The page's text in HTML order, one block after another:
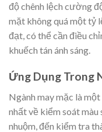
độ chênh lệch cường
mặt không quá một tỷ
đạt, có thể cần điều
khuếch tán ánh sáng.
Ứng Dụng Trong
Ngành may mặc là
nhất về kiểm soát màu
nhuộm, đến kiểm tra